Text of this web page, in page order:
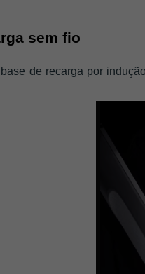
sem fio
de recarga por